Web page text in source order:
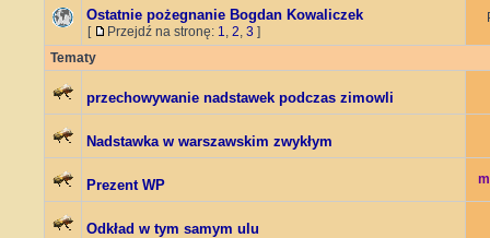
Ostatnie pożegnanie Bogdan Kowaliczek
[ Przejdź na stronę: 1, 2, 3 ]
Tematy
przechowywanie nadstawek podczas zimowli
Nadstawka w warszawskim zwykłym
Prezent WP
Odkład w tym samym ulu